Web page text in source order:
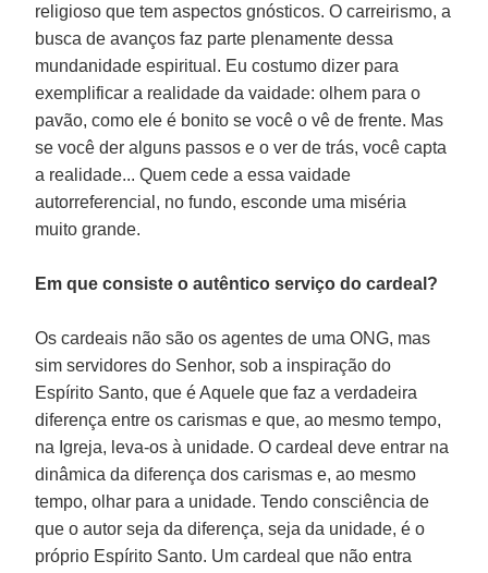
religioso que tem aspectos gnósticos. O carreirismo, a
busca de avanços faz parte plenamente dessa
mundanidade espiritual. Eu costumo dizer para
exemplificar a realidade da vaidade: olhem para o
pavão, como ele é bonito se você o vê de frente. Mas
se você der alguns passos e o ver de trás, você capta
a realidade... Quem cede a essa vaidade
autorreferencial, no fundo, esconde uma miséria
muito grande.
Em que consiste o autêntico serviço do cardeal?
Os cardeais não são os agentes de uma ONG, mas
sim servidores do Senhor, sob a inspiração do
Espírito Santo, que é Aquele que faz a verdadeira
diferença entre os carismas e que, ao mesmo tempo,
na Igreja, leva-os à unidade. O cardeal deve entrar na
dinâmica da diferença dos carismas e, ao mesmo
tempo, olhar para a unidade. Tendo consciência de
que o autor seja da diferença, seja da unidade, é o
próprio Espírito Santo. Um cardeal que não entra